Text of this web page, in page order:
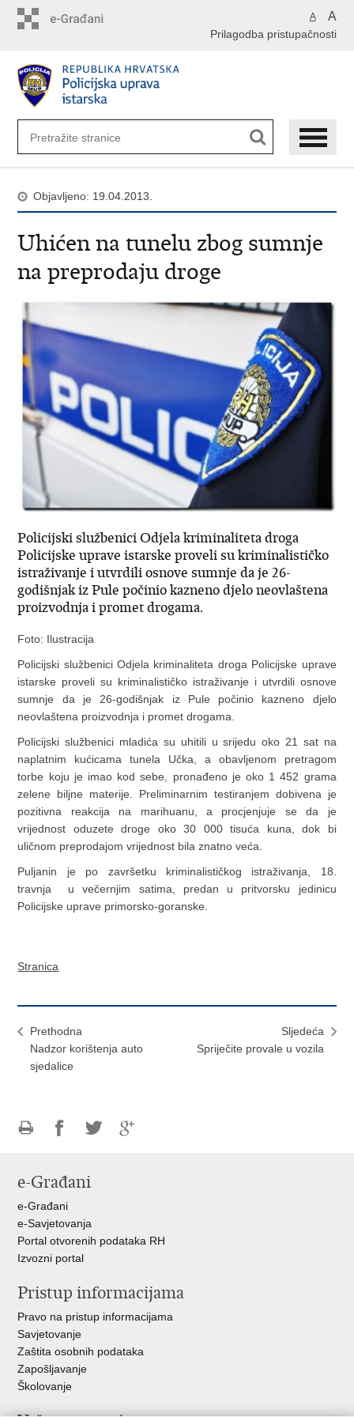
A A
Prilagodba pristupačnosti
Objavljeno: 19.04.2013.
Uhićen na tunelu zbog sumnje
na preprodaju droge
Policijski službenici Odjela kriminaliteta droga
Policijske uprave istarske proveli su kriminalističko
istraživanje i utvrdili osnove sumnje da je 26-
godišnjak iz Pule počinio kazneno djelo neovlaštena
proizvodnja i promet drogama.
Foto: Ilustracija
Policijski službenici Odjela kriminaliteta droga Policijske uprave
istarske proveli su kriminalističko istraživanje i utvrdili osnove
sumnje da je 26-godišnjak iz Pule počinio kazneno djelo
neovlaštena proizvodnja i promet drogama.
Policijski službenici mladića su uhitili u srijedu oko 21 sat na
naplatnim kućicama tunela Učka, a obavljenom pretragom
torbe koju je imao kod sebe, pronađeno je oko 1 452 grama
zelene biljne materije. Preliminarnim testiranjem dobivena je
pozitivna reakcija na marihuanu, a procjenjuje se da je
vrijednost oduzete droge oko 30 000 tisuća kuna, dok bi
uličnom preprodajom vrijednost bila znatno veća.
Puljanin je po završetku kriminalističkog istraživanja, 18.
travnja u večernjim satima, predan u pritvorsku jedinicu
Policijske uprave primorsko-goranske.
Stranica
Prethodna
Nadzor korištenja auto
sjedalice
Sljedeća
Spriječite provale u vozila
FacebookuTwitteru
e-Građani
e-Građani
e-Savjetovanja
Portal otvorenih podataka RH
Izvozni portal
Pristup informacijama
Pravo na pristup informacijama
Savjetovanje
Zaštita osobnih podataka
Zapošljavanje
Školovanje